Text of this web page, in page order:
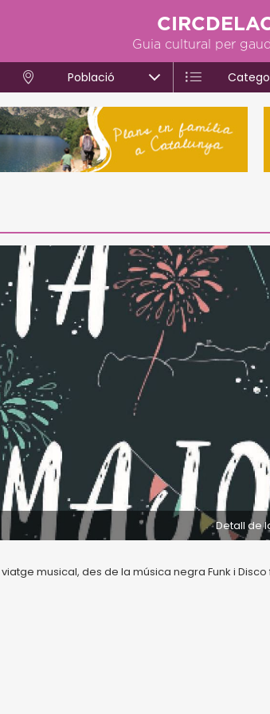
Guia cultural per
Població
Detall de
musical, des de la música negra Funk i Disco